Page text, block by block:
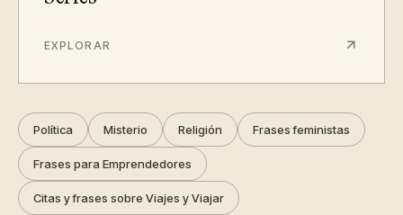
EXPLORAR
Política Misterio Religión Frases feministas
Frases para Emprendedores
Citas y frases sobre Viajes y Viajar